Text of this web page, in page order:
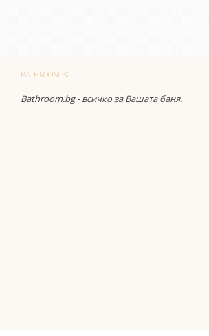
BATHROOM.BG
Bathroom.bg - всичко за Вашата баня.